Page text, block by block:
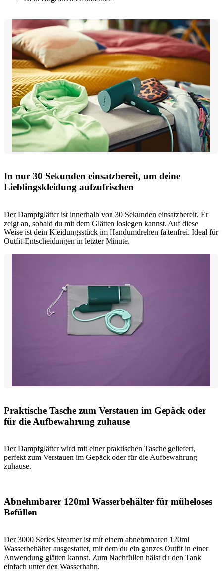
In nur 30 Sekunden einsatzbereit, um deine
Lieblingskleidung aufzufrischen
Der Dampfglätter ist innerhalb von 30 Sekunden einsatzbereit. Er
zeigt an, sobald du mit dem Glätten loslegen kannst. Auf diese
Weise ist dein Kleidungsstück im Handumdrehen faltenfrei. Ideal für
Outfit-Entscheidungen in letzter Minute.
Praktische Tasche zum Verstauen im Gepäck oder
für die Aufbewahrung zuhause
Der Dampfglätter wird mit einer praktischen Tasche geliefert,
perfekt zum Verstauen im Gepäck oder für die Aufbewahrung
zuhause.
Abnehmbarer 120ml Wasserbehälter für müheloses
Befüllen
Der 3000 Series Steamer ist mit einem abnehmbaren 120ml
Wasserbehälter ausgestattet, mit dem du ein ganzes Outfit in einer
Anwendung glätten kannst. Zum Nachfüllen hälst du den Tank
einfach unter den Wasserhahn.